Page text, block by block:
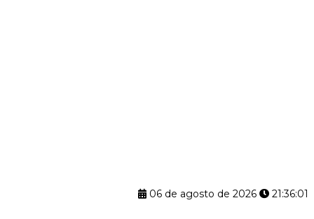
06 de agosto de 2026 21:36:02